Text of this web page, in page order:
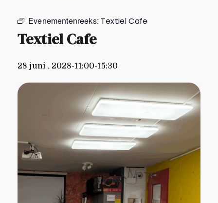
Evenementenreeks: Textiel Cafe
Textiel Cafe
28 juni , 2028-11:00-15:30